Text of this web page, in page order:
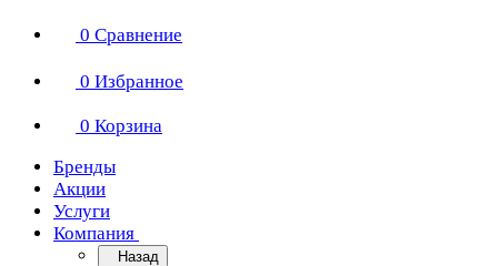
0 Сравнение
0 Избранное
0 Корзина
Бренды
Акции
Услуги
Компания
Назад